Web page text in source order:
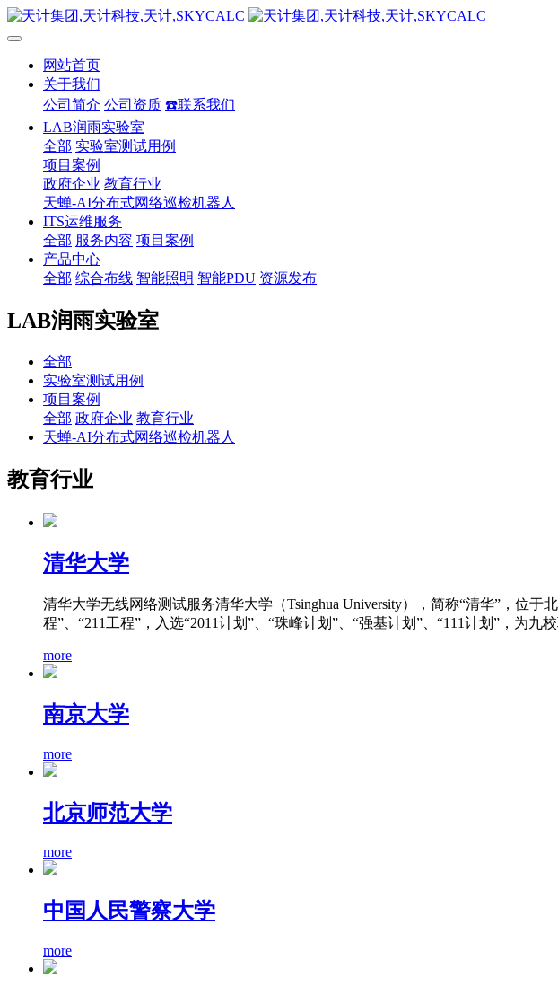
网站首页
关于我们
公司简介 公司资质 ☎️联系我们
LAB润雨实验室
全部 实验室测试用例
项目案例
政府企业 教育行业
天蝉-AI分布式网络巡检机器人
ITS运维服务
全部 服务内容 项目案例
产品中心
全部 综合布线 智能照明 智能PDU 资源发布
LAB润雨实验室
全部
实验室测试用例
项目案例
全部 政府企业 教育行业
天蝉-AI分布式网络巡检机器人
教育行业
清华大学
清华大学无线网络测试服务清华大学（Tsinghua University），简称“清华”，位
程”、“211工程”，入选“2011计划”、“珠峰计划”、“强基计划”、“111计划”，为九
more
南京大学
more
北京师范大学
more
中国人民警察大学
more